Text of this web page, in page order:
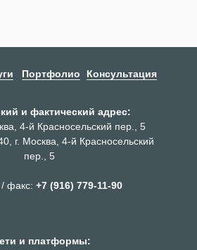
Консультация
Портфолио
и платформы:
и фактический адрес:
4-й Красносельский пер., 5
г. Москва, 4-й Красносельский
пер., 5
факс: +7 (916) 779-11-90